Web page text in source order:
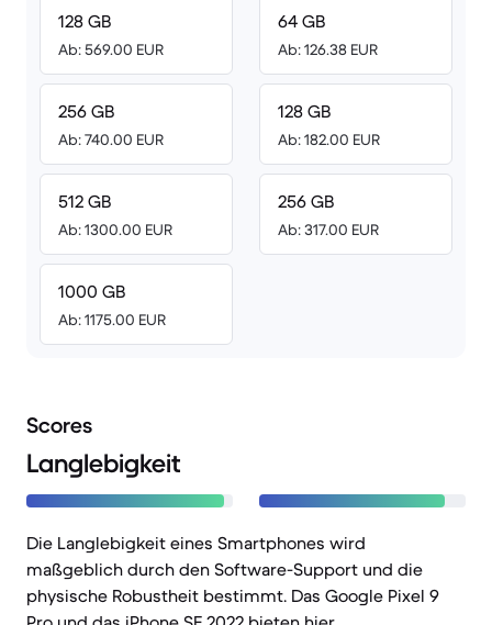
128 GB
Ab: 569.00 EUR
256 GB
Ab: 740.00 EUR
512 GB
Ab: 1300.00 EUR
1000 GB
Ab: 1175.00 EUR
64 GB
Ab: 126.38 EUR
128 GB
Ab: 182.00 EUR
256 GB
Ab: 317.00 EUR
Scores
Langlebigkeit
Die Langlebigkeit eines Smartphones wird
maßgeblich durch den Software-Support und die
physische Robustheit bestimmt. Das Google Pixel 9